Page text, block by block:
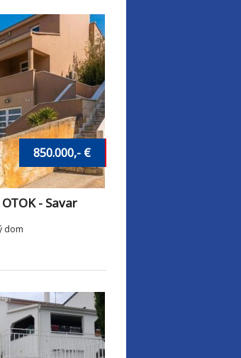
- Savar
850.000,- €
dom